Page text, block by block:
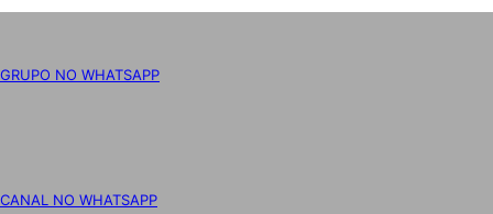
GRUPO NO WHATSAPP
CANAL NO WHATSAPP